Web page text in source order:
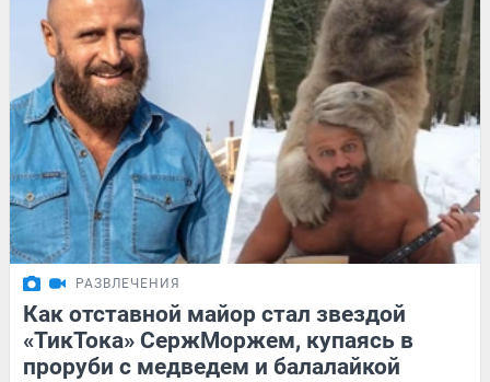
РАЗВЛЕЧЕНИЯ
Как отставной майор стал звездой
«ТикТока» СержМоржем, купаясь в
проруби с медведем и балалайкой